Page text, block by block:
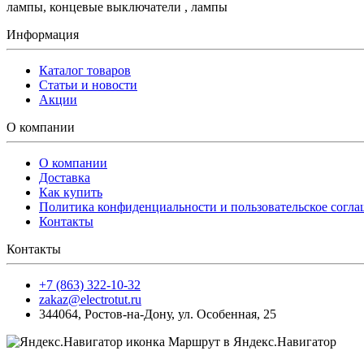
лампы, концевые выключатели , лампы
Информация
Каталог товаров
Статьи и новости
Акции
О компании
О компании
Доставка
Как купить
Политика конфиденциальности и пользовательское
Контакты
Контакты
+7 (863) 322-10-32
zakaz@electrotut.ru
344064, Ростов-на-Дону, ул. Особенная, 25
Маршрут в Яндекс.Навигатор